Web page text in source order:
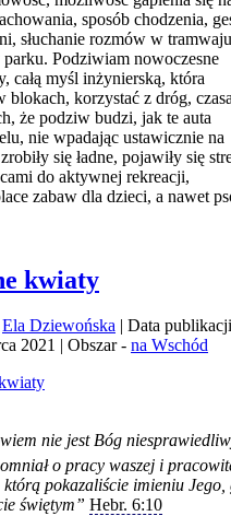
sposób chodzenia,
słuchanie rozmów w
Podziwiam nowoczesne
całą myśl inżynierską, która
blokach, korzystać z dróg,
że podziw budzi, jak te auta
nie wpadając ustawicznie na
się ładne, pojawiły się
do aktywnej rekreacji,
zabaw dla dzieci, a nawet
kwiaty
Ela Dziewońska | Data
2021 | Obszar - na Wschód
nie jest Bóg
o pracy waszej i
którą pokazaliście imieniu Jego,
świętym” Hebr. 6:10